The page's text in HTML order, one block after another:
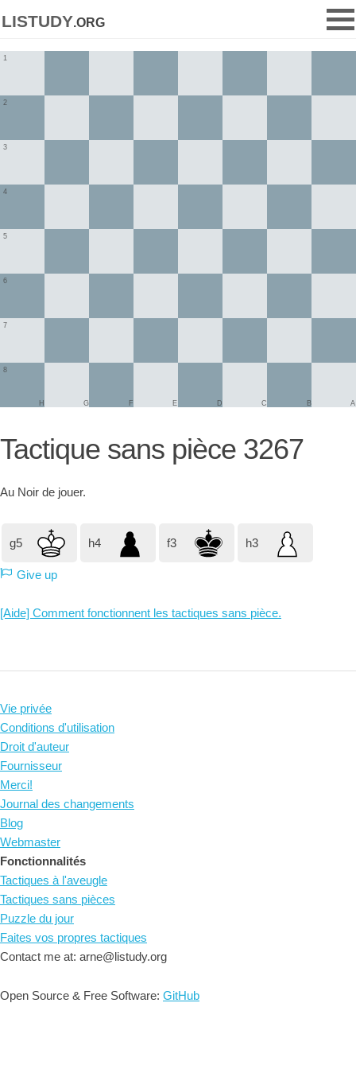
listudy.org
1
2
3
4
5
6
7
8
A
B
C
D
E
F
G
H
Tactique sans pièce 3267
Au Noir de jouer.
g5 h4 f3 h3
Give up
[Aide] Comment fonctionnent les tactiques sans pièce.
Vie privée
Conditions d'utilisation
Droit d'auteur
Fournisseur
Merci!
Journal des changements
Blog
Webmaster
Fonctionnalités
Tactiques à l'aveugle
Tactiques sans pièces
Puzzle du jour
Faites vos propres tactiques
Contact me at: arne@listudy.org
Open Source & Free Software: GitHub